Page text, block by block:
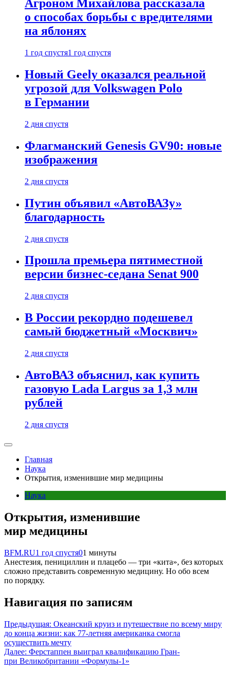
Агроном Михайлова рассказала
о способах борьбы с вредителями
на яблонях
1 год спустя1 год спустя
Новый Geely оказался реальной
угрозой для Volkswagen Polo
в Германии
2 дня спустя
Флагманский Genesis GV90: новые
изображения
2 дня спустя
Путин объявил «АвтоВАЗу»
благодарность
2 дня спустя
Прошла премьера пятиместной
версии бизнес-седана Senat 900
2 дня спустя
В России рекордно подешевел
самый бюджетный «Москвич»
2 дня спустя
АвтоВАЗ объяснил, как купить
газовую Lada Largus за 1,3 млн
рублей
2 дня спустя
Главная
Наука
Открытия, изменившие мир медицины
Наука
Открытия, изменившие
мир медицины
BFM.RU1 год спустя01 минуты
Анестезия, пенициллин и плацебо — три «кита», без которых
сложно представить современную медицину. Но обо всем
по порядку.
Навигация по записям
Предыдущая: Океанский круиз и путешествие по всему миру
до конца жизни: как 77-летняя американка смогла
осуществить мечту
Далее: Ферстаппен выиграл квалификацию Гран-
при Великобритании «Формулы-1»